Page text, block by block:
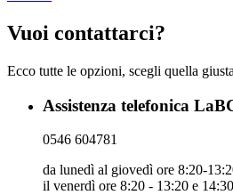
Vuoi contattarci?
Ecco tutte le opzioni, scegli quella
Assistenza telefonica
0546 604781
da lunedì al giovedì ore 8:20-
il venerdì ore 8:20 - 13:20 e